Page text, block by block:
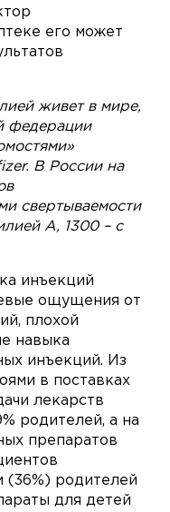
его может
живет в мире,
федерации
В России на
свертываемости
A, 1300 – с
инъекций
ощущения от
плохой
навыка
инъекций. Из
в поставках
лекарств
родителей, а на
препаратов
(36%) родителей
для детей